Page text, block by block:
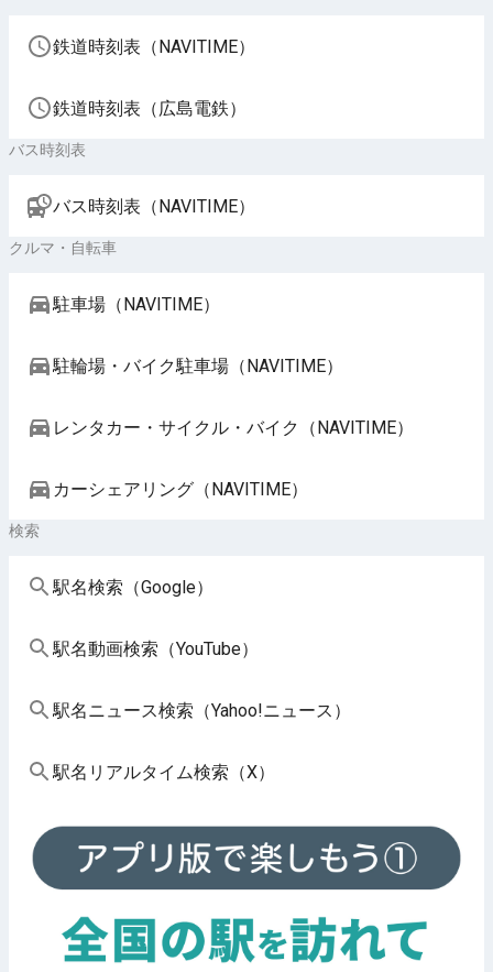
鉄道時刻表（NAVITIME）
鉄道時刻表（広島電鉄）
バス時刻表
バス時刻表（NAVITIME）
クルマ・自転車
駐車場（NAVITIME）
駐輪場・バイク駐車場（NAVITIME）
レンタカー・サイクル・バイク（NAVITIME）
カーシェアリング（NAVITIME）
検索
駅名検索（Google）
駅名動画検索（YouTube）
駅名ニュース検索（Yahoo!ニュース）
駅名リアルタイム検索（X）